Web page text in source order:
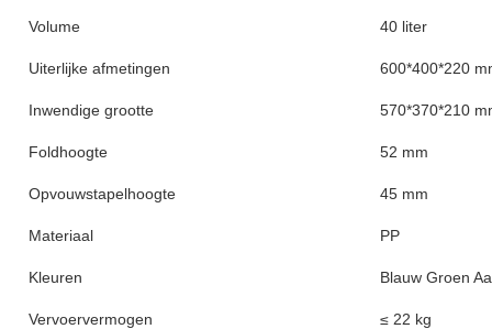
Volume 40 liter
Uiterlijke afmetingen 600*400*220
Inwendige grootte 570*370*210
Foldhoogte 52 mm
Opvouwstapelhoogte 45 mm
Materiaal PP
Kleuren Blauw Groen
Vervoervermogen ≤ 22 kg